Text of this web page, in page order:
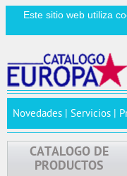
Este sitio web utiliza
Novedades Servicios
CATALOGO DE
PRODUCTOS